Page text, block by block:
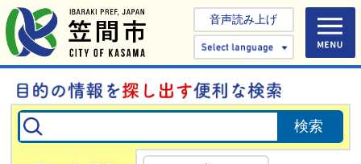
音声読み上げ
Select
Google検索